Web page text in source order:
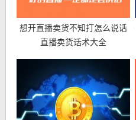
想开直播卖货不知打怎么说话
直播卖货话术大全